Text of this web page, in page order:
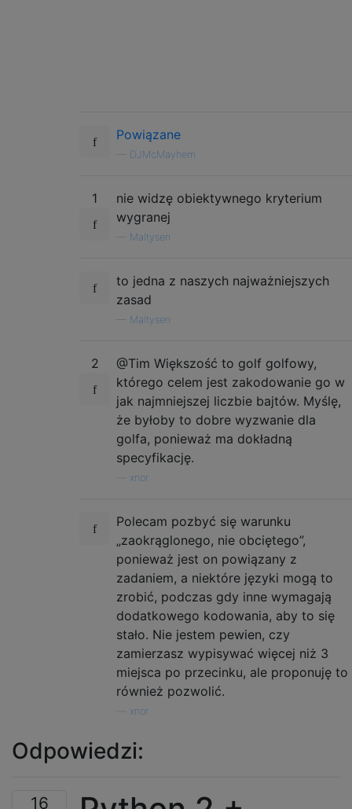
Powiązane
DJMcMayhem
1
nie widzę obiektywnego kryterium
wygranej
Maltysen
to jedna z naszych najważniejszych
zasad
Maltysen
2
@Tim Większość to golf golfowy,
którego celem jest zakodowanie go w
jak najmniejszej liczbie bajtów. Myślę,
że byłoby to dobre wyzwanie dla
golfa, ponieważ ma dokładną
specyfikację.
xnor
Polecam pozbyć się warunku
„zaokrąglonego, nie obciętego”,
ponieważ jest on powiązany z
zadaniem, a niektóre języki mogą to
zrobić, podczas gdy inne wymagają
dodatkowego kodowania, aby to się
stało. Nie jestem pewien, czy
zamierzasz wypisywać więcej niż 3
miejsca po przecinku, ale proponuję to
również pozwolić.
xnor
Odpowiedzi:
16